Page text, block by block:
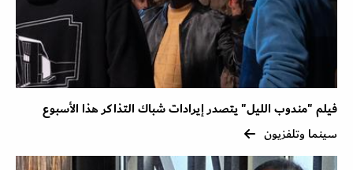
فيلم "مندوب الليل" يتصدر إيرادات شباك التذاكر هذا الأسبوع
سينما وتلفزيون